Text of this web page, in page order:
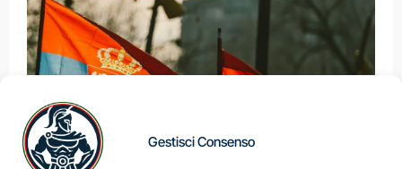
Gestisci Consenso